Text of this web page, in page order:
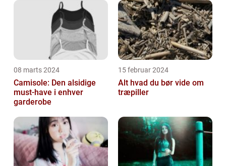
08 marts 2024
Camisole: Den alsidige
must-have i enhver
garderobe
15 februar 2024
Alt hvad du bør vide om
træpiller